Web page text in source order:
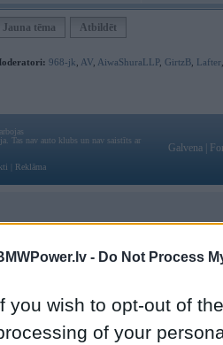
- Do Not Process
you wish to opt-out of
of your
Jauna tēma Atbildēt
968-jk AV AiwaShuraLLP, GirtzB Lafter
Tas nav auto klubs un nav saistīts ar
Reklāma
Galvena